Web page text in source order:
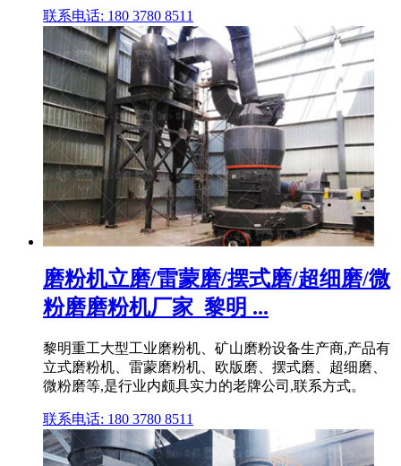
联系电话: 180 3780 8511
磨粉机立磨/雷蒙磨/摆式磨/超细磨/微
粉磨磨粉机厂家_黎明 ...
黎明重工大型工业磨粉机、矿山磨粉设备生产商,产品有
立式磨粉机、雷蒙磨粉机、欧版磨、摆式磨、超细磨、
微粉磨等,是行业内颇具实力的老牌公司,联系方式。
联系电话: 180 3780 8511